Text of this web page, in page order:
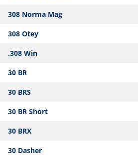
308 Norma Mag
308 Otey
.308 Win
30 BR
30 BRS
30 BR Short
30 BRX
30 Dasher